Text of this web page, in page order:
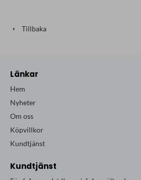
Tillbaka
Länkar
Hem
Nyheter
Om oss
Köpvillkor
Kundtjänst
Kundtjänst